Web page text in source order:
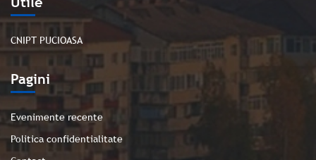
CNIPT PUCIOASA
Pagini
Evenimente recente
Politica confidentialitate